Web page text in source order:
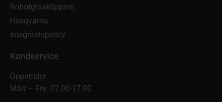
Robotgräsklippare
Husqvarna
Integritetspolicy
Kundservice
Öppettider
Mån – Fre: 07.00-17.00